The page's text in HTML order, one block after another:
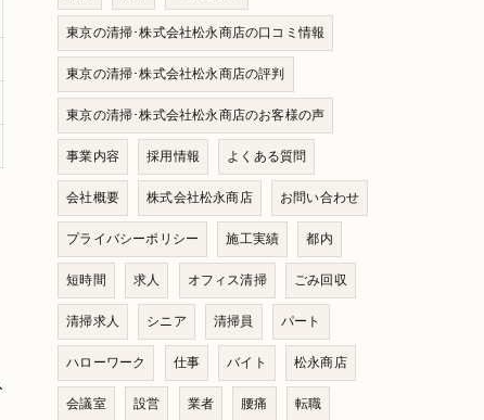
東京の清掃･株式会社松永商店の口コミ情報
東京の清掃･株式会社松永商店の評判
東京の清掃･株式会社松永商店のお客様の声
事業内容 採用情報 よくある質問
会社概要 株式会社松永商店 お問い合わせ
プライバシーポリシー 施工実績 都内
短時間 求人 オフィス清掃 ごみ回収
清掃求人 シニア 清掃員 パート
ハローワーク 仕事 バイト 松永商店
会議室 設営 業者 腰痛 転職